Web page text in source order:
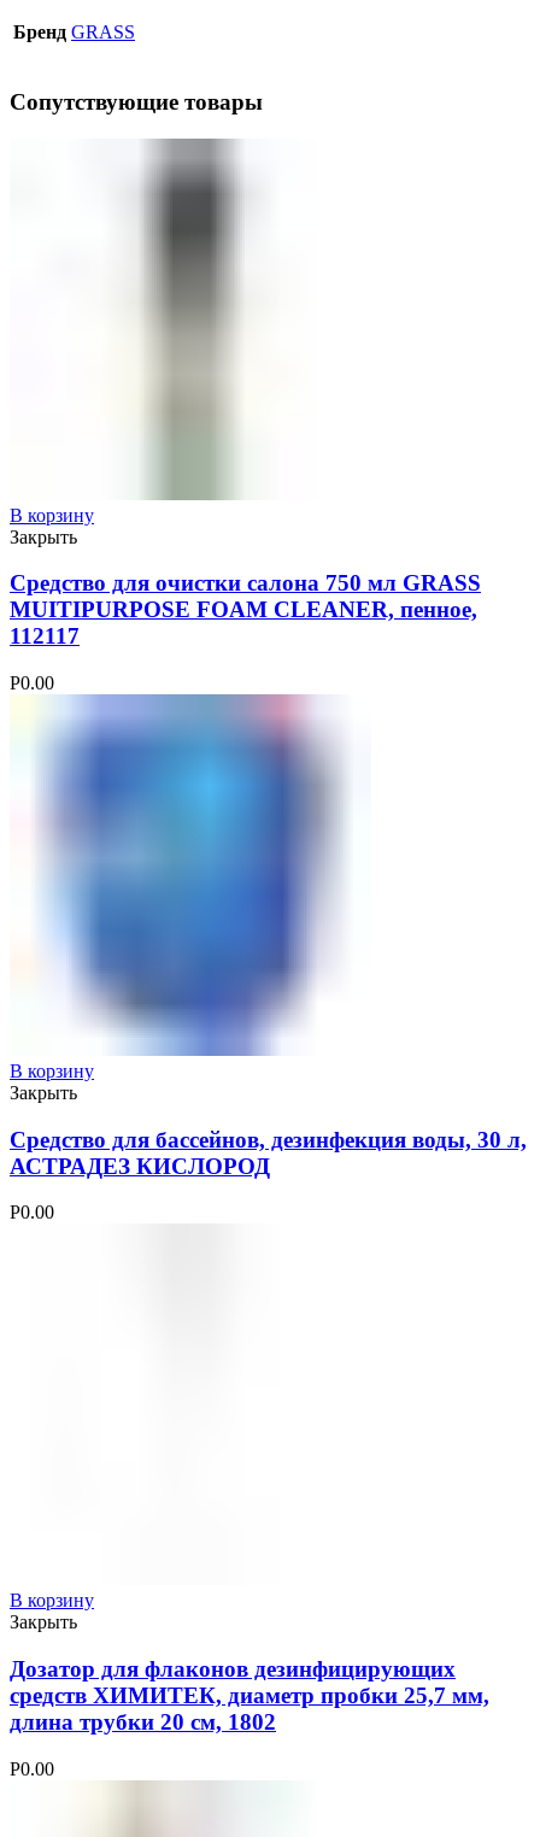
Бренд GRASS
Сопутствующие товары
В корзину
Закрыть
Средство для очистки салона 750 мл GRASS
MUITIPURPOSE FOAM CLEANER, пенное,
112117
Р0.00
В корзину
Закрыть
Средство для бассейнов, дезинфекция воды, 30 л,
АСТРАДЕЗ КИСЛОРОД
Р0.00
В корзину
Закрыть
Дозатор для флаконов дезинфицирующих
средств ХИМИТЕК, диаметр пробки 25,7 мм,
длина трубки 20 см, 1802
Р0.00